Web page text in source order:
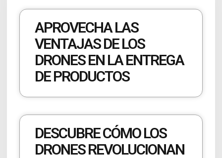
APROVECHA LAS
VENTAJAS DE LOS
DRONES EN LA ENTREGA
DE PRODUCTOS
DESCUBRE CÓMO LOS
DRONES REVOLUCIONAN